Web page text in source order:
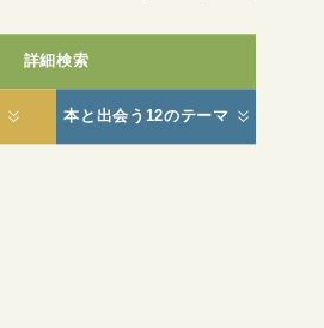
詳細検索
本と出会う12のテーマ